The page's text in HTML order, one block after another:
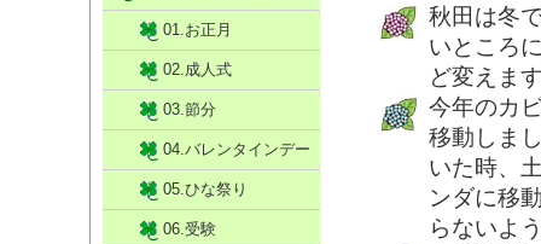
秋田は冬
いところ
ど変えま
今年のカ
移動しま
いた時、
ンダに移
らないよ
01.お正月
02.成人式
03.節分
04.バレンタインデー
05.ひな祭り
06.受験